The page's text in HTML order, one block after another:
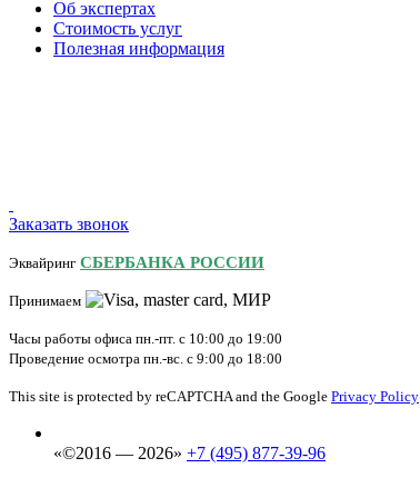
Об экспертах
Стоимость услуг
Полезная информация
Заказать звонок
Эквайринг СБЕРБАНКА РОССИИ
Принимаем
Часы работы офиса пн.-пт. с 10:00 до 19:00
Проведение осмотра пн.-вс. с 9:00 до 18:00
This site is protected by reCAPTCHA and the Google Privacy Policy
«©2016 — 2026» +7 (495) 877-39-96